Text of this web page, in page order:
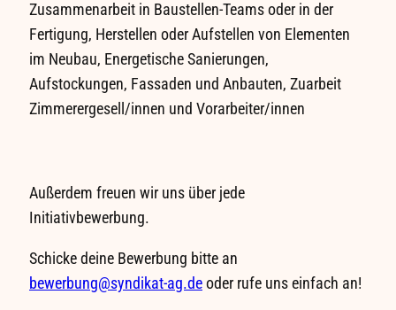
Zusammenarbeit in Baustellen-Teams oder in der
Fertigung, Herstellen oder Aufstellen von Elementen
im Neubau, Energetische Sanierungen,
Aufstockungen, Fassaden und Anbauten, Zuarbeit
Zimmerergesell/innen und Vorarbeiter/innen
Außerdem freuen wir uns über jede
Initiativbewerbung.
Schicke deine Bewerbung bitte an
bewerbung@syndikat-ag.deoder rufe uns einfach an!